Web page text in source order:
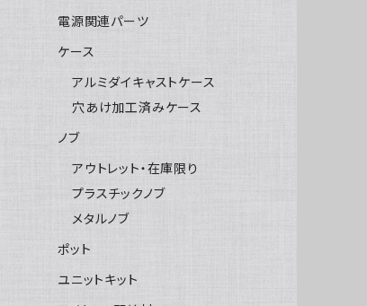
電源関連パーツ
ケース
アルミダイキャストケース
穴あけ加工済みケース
ノブ
アウトレット・在庫限り
プラスチックノブ
メタルノブ
ポット
ユニットキット